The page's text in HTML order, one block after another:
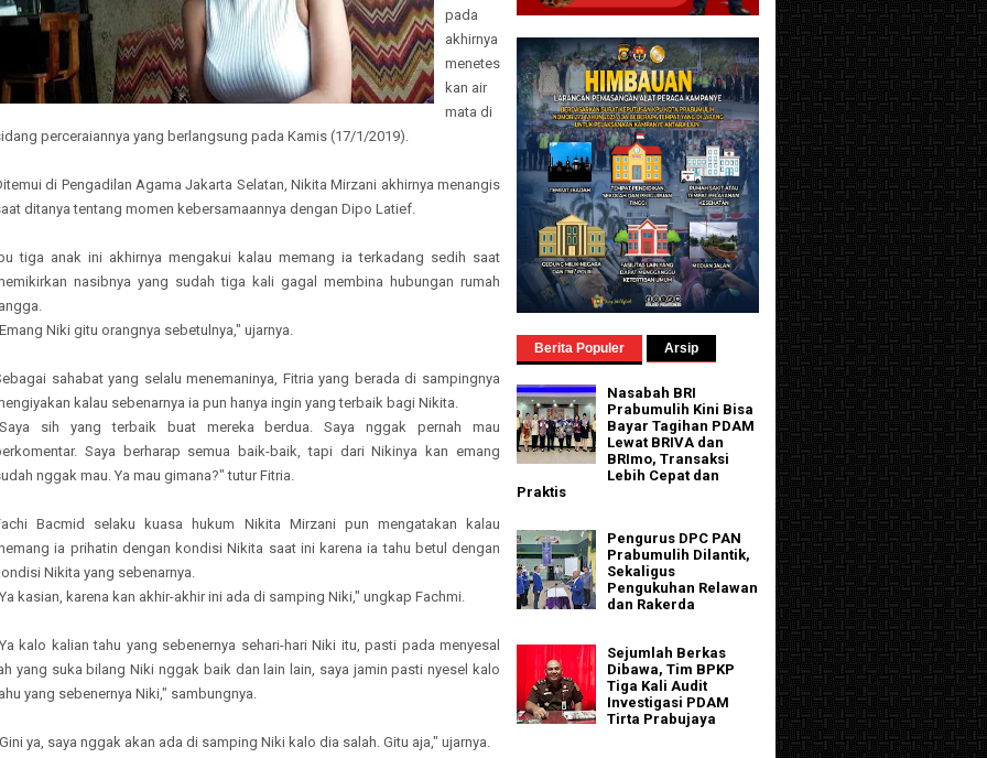
pada
akhirnya
menetes
kan air
mata di
perceraiannya yang berlangsung pada Kamis (17/1/2019).
di Pengadilan Agama Jakarta Selatan, Nikita Mirzani akhirnya menangis
ditanya tentang momen kebersamaannya dengan Dipo Latief.
tiga anak ini akhirnya mengakui kalau memang ia terkadang sedih saat
nasibnya yang sudah tiga kali gagal membina hubungan rumah
Niki gitu orangnya sebetulnya," ujarnya.
sahabat yang selalu menemaninya, Fitria yang berada di sampingnya
kalau sebenarnya ia pun hanya ingin yang terbaik bagi Nikita.
sih yang terbaik buat mereka berdua. Saya nggak pernah mau
Saya berharap semua baik-baik, tapi dari Nikinya kan emang
nggak mau. Ya mau gimana?" tutur Fitria.
Bacmid selaku kuasa hukum Nikita Mirzani pun mengatakan kalau
ia prihatin dengan kondisi Nikita saat ini karena ia tahu betul dengan
Nikita yang sebenarnya.
kasian, karena kan akhir-akhir ini ada di samping Niki," ungkap Fachmi.
kalo kalian tahu yang sebenernya sehari-hari Niki itu, pasti pada menyesal
yang suka bilang Niki nggak baik dan lain lain, saya jamin pasti nyesel kalo
yang sebenernya Niki," sambungnya.
ya, saya nggak akan ada di samping Niki kalo dia salah. Gitu aja," ujarnya.
Berita Populer Arsip
Nasabah BRI
Prabumulih Kini Bisa
Bayar Tagihan PDAM
Lewat BRIVA dan
BRImo, Transaksi
Lebih Cepat dan
Praktis
Pengurus DPC PAN
Prabumulih Dilantik,
Sekaligus
Pengukuhan Relawan
dan Rakerda
Sejumlah Berkas
Dibawa, Tim BPKP
Tiga Kali Audit
Investigasi PDAM
Tirta Prabujaya